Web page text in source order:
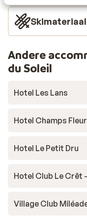
Skimateriaal
Andere
du Soleil
Hotel Les Lans
Hotel Champs
Hotel Le Petit Dru
Hotel Club Le Crêt
Village Club